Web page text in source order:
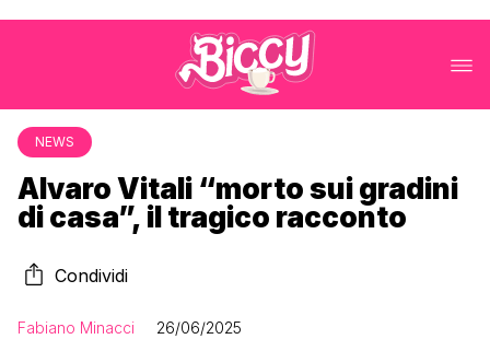
NEWS
Alvaro Vitali “morto sui gradini
di casa”, il tragico racconto
Condividi
Fabiano Minacci 26/06/2025